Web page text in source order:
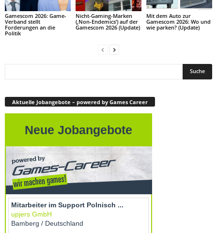
Gamescom 2026: Game-
Verband stellt
Forderungen an die
Politik
Nicht-Gaming-Marken
(‚Non-Endemics‘) auf der
Gamescom 2026 (Update)
Mit dem Auto zur
Gamescom 2026: Wo und
wie parken? (Update)
Aktuelle Jobangebote – powered by Games Career